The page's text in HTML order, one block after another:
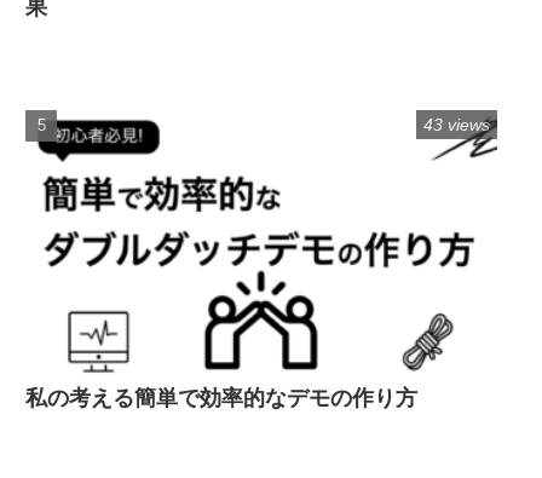
果
私の考える簡単で効率的なデモの作り方
43 views